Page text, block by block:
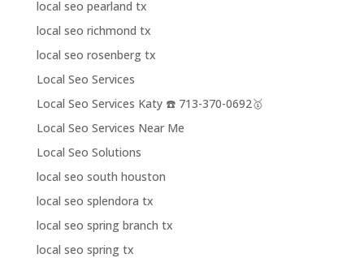
local seo pearland tx
local seo richmond tx
local seo rosenberg tx
Local Seo Services
Local Seo Services Katy ☎️ 713-370-0692🥇
Local Seo Services Near Me
Local Seo Solutions
local seo south houston
local seo splendora tx
local seo spring branch tx
local seo spring tx